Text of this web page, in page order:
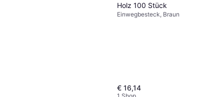
Holz 100 Stück
Einwegbesteck, Braun
€ 16,14